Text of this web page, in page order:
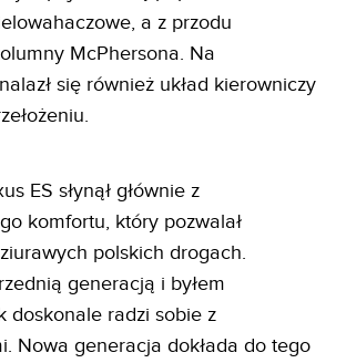
a z przodu
McPhersona. Na
się również układ kierowniczy
ES słynął głównie z
komfortu, który pozwalał
polskich drogach.
generacją i byłem
doskonale radzi sobie z
Nowa generacja dokłada do tego